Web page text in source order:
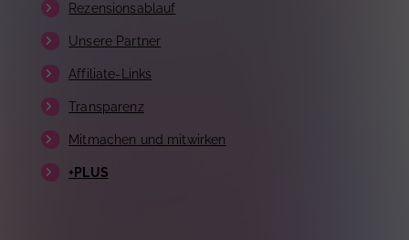
Rezensionsablauf
Unsere Partner
Affiliate-Links
Transparenz
Mitmachen und mitwirken
+PLUS